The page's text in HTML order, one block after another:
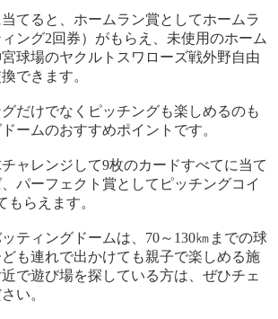
てると、ホームラン賞としてホームラ
ング2回券）がもらえ、未使用のホーム
球場のヤクルトスワローズ戦外野自由
できます。
だけでなくピッチングも楽しめるのも
ームのおすすめポイントです。
ャレンジして9枚のカードすべてに当て
パーフェクト賞としてピッチングコイ
もらえます。
ティングドームは、 70～ 130㎞までの球
も連れで出かけても親子で楽しめる施
で遊び場を探している方は、ぜひチェ
い。